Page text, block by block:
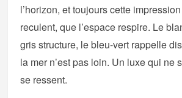
l’horizon, et toujours cette
reculent, que l’espace respire. Le
gris structure, le bleu-vert rappelle
la mer n’est pas loin. Un luxe qui ne
se ressent.